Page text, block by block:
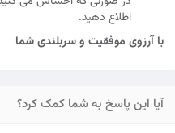
اطلاع دهید.
با آرزوی موفقیت و سربلندی شما
آیا این پاسخ به شما کمک کرد؟